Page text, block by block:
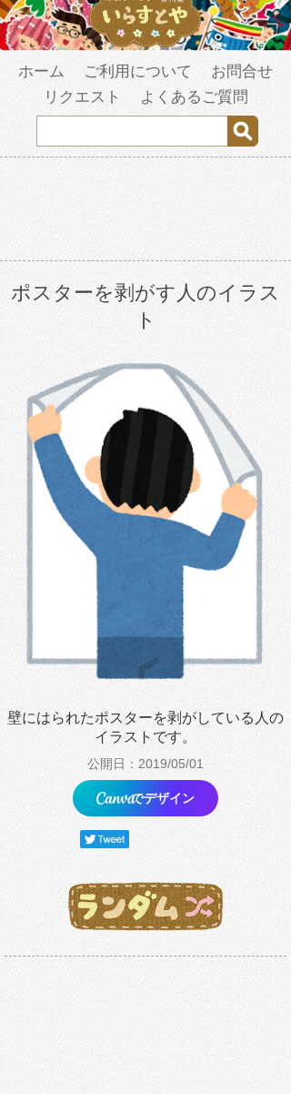
ホーム ご利用について
お問合せ
リクエスト
よくあるご質問
ポスターを剥がす人のイラス
ト
壁にはられたポスターを剥がしている人の
イラストです。
公開日：2019/05/01
でデザイン